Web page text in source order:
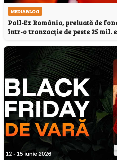
MEDIABLOG
Pall-Ex România, preluată de
într-o tranzacție de peste 25 mil.